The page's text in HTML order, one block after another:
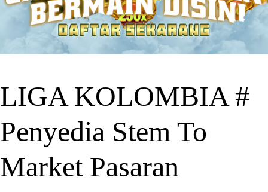
LIGA KOLOMBIA #
Penyedia Stem To
Market Pasaran